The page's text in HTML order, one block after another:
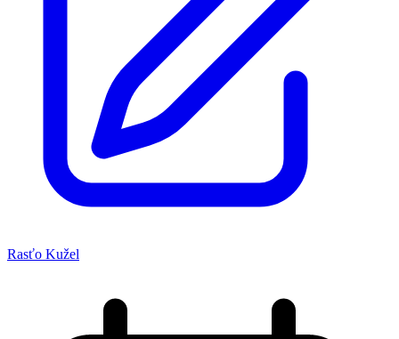
Rasťo Kužel